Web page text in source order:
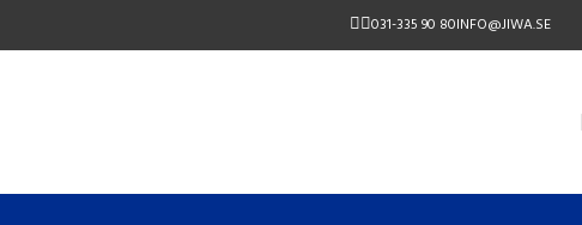
YOUTUBE
FACEBOOK
031-335 90 80INFO@JIWA.SE